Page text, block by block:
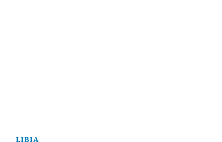
LIBIA